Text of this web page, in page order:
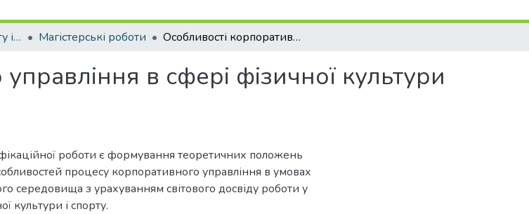
Кафедра менеджменту і економіки спорту Магістерські роботи Особливості корпоративного управління в сфері фізичної культури і спорту: світовий досвід
в сфері фізичної культури
роботи є формування теоретичних положень
процесу корпоративного управління в умовах
середовища з урахуванням світового досвіду роботи у
культури і спорту.